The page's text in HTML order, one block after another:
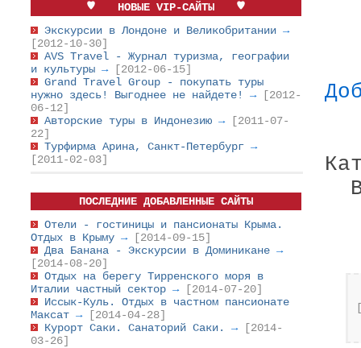
НОВЫЕ VIP-САЙТЫ
Экскурсии в Лондоне и Великобритании →
[2012-10-30]
AVS Travel - Журнал туризма, географии
и культуры →
[2012-06-15]
Grand Travel Group - покупать туры
нужно здесь! Выгоднее не найдете! →
[2012-
06-12]
Авторские туры в Индонезию →
[2011-07-
22]
Турфирма Арина, Санкт-Петербург →
[2011-02-03]
ПОСЛЕДНИЕ ДОБАВЛЕННЫЕ САЙТЫ
Отели - гостиницы и пансионаты Крыма.
Отдых в Крыму →
[2014-09-15]
Два Банана - Экскурсии в Доминикане →
[2014-08-20]
Отдых на берегу Тирренского моря в
Италии частный сектор →
[2014-07-20]
Иссык-Куль. Отдых в частном пансионате
Максат →
[2014-04-28]
Курорт Саки. Санаторий Саки. →
[2014-
03-26]